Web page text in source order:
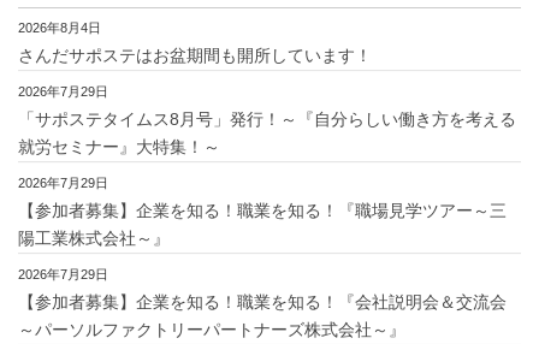
2026年8月4日
さんだサポステはお盆期間も開所しています！
2026年7月29日
「サポステタイムス8月号」発行！～『自分らしい働き方を考える
就労セミナー』大特集！～
2026年7月29日
【参加者募集】企業を知る！職業を知る！『職場見学ツアー～三
陽工業株式会社～』
2026年7月29日
【参加者募集】企業を知る！職業を知る！『会社説明会＆交流会
～パーソルファクトリーパートナーズ株式会社～』